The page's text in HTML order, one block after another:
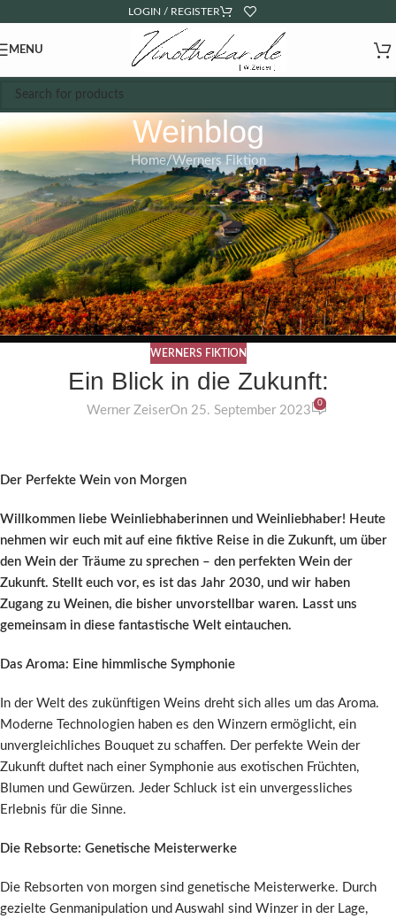
LOGIN / REGISTER
MENU
Weinblog
Home Werners Fiktion
WERNERS FIKTION
Ein Blick in die Zukunft:
Werner ZeiserOn 25. September 2023
0
Der Perfekte Wein von Morgen
Willkommen liebe Weinliebhaberinnen und Weinliebhaber! Heute
nehmen wir euch mit auf eine fiktive Reise in die Zukunft, um über
den Wein der Träume zu sprechen – den perfekten Wein der
Zukunft. Stellt euch vor, es ist das Jahr 2030, und wir haben
Zugang zu Weinen, die bisher unvorstellbar waren. Lasst uns
gemeinsam in diese fantastische Welt eintauchen.
Das Aroma: Eine himmlische Symphonie
In der Welt des zukünftigen Weins dreht sich alles um das Aroma.
Moderne Technologien haben es den Winzern ermöglicht, ein
unvergleichliches Bouquet zu schaffen. Der perfekte Wein der
Zukunft duftet nach einer Symphonie aus exotischen Früchten,
Blumen und Gewürzen. Jeder Schluck ist ein unvergessliches
Erlebnis für die Sinne.
Die Rebsorte: Genetische Meisterwerke
Die Rebsorten von morgen sind genetische Meisterwerke. Durch
gezielte Genmanipulation und Auswahl sind Winzer in der Lage,